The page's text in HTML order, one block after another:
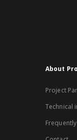
About
Project
Technical